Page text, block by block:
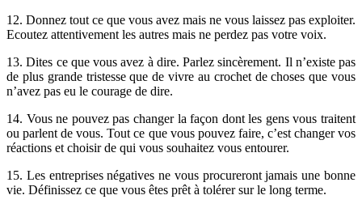
12. Donnez tout ce que vous avez mais ne vous laissez pas exploiter.
Ecoutez attentivement les autres mais ne perdez pas votre voix.
13. Dites ce que vous avez à dire. Parlez sincèrement. Il n’existe pas
de plus grande tristesse que de vivre au crochet de choses que vous
n’avez pas eu le courage de dire.
14. Vous ne pouvez pas changer la façon dont les gens vous traitent
ou parlent de vous. Tout ce que vous pouvez faire, c’est changer vos
réactions et choisir de qui vous souhaitez vous entourer.
15. Les entreprises négatives ne vous procureront jamais une bonne
vie. Définissez ce que vous êtes prêt à tolérer sur le long terme.